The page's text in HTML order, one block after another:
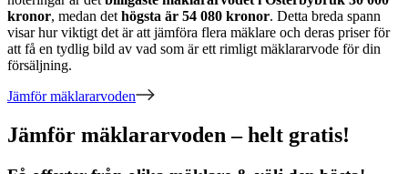
kronor, medan det högsta är 54 080 kronor. Detta breda spann
visar hur viktigt det är att jämföra flera mäklare och deras priser för
att få en tydlig bild av vad som är ett rimligt mäklararvode för din
försäljning.
Jämför mäklararvoden
Jämför mäklararvoden – helt gratis!